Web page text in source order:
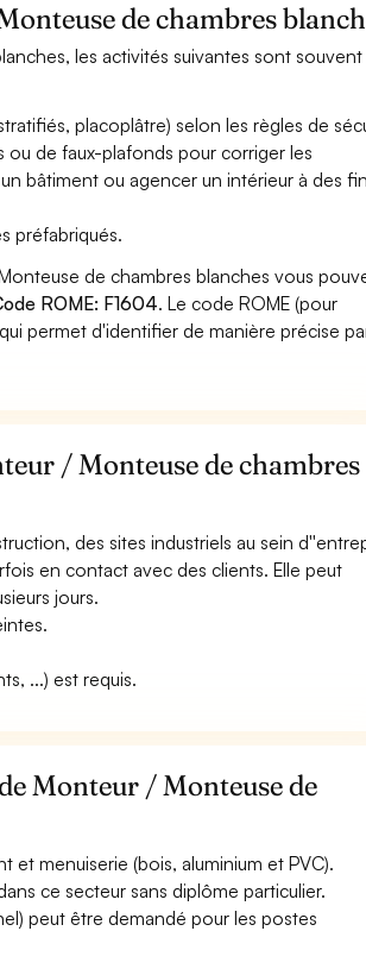
de chambres
les activités suivantes sont souvent
placoplâtre) selon les règles de
de faux-plafonds pour corriger les
bâtiment ou agencer un intérieur à des
préfabriqués.
de chambres blanches vous
ROME: F1604. Le code ROME (pour
permet d'identifier de manière précise
/ Monteuse de chambres
des sites industriels au sein
en contact avec des clients. Elle peut
jours.
...) est requis.
Monteur / Monteuse de
et menuiserie (bois, aluminium et PVC).
ce secteur sans diplôme particulier.
peut être demandé pour les postes